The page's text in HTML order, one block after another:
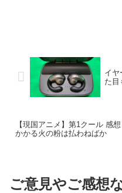
イヤ
た目
【現国アニメ】第1クール 感
かかる火の粉は払わねばか
ご意見やご感想